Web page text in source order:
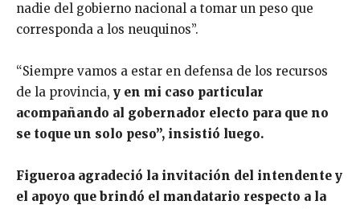
nadie del gobierno nacional a tomar un peso que
corresponda a los neuquinos”.
“Siempre vamos a estar en defensa de los recursos
de la provincia, y en mi caso particular
acompañando al gobernador electo para que no
se toque un solo peso”, insistió luego.
Figueroa agradeció la invitación del intendente y
el apoyo que brindó el mandatario respecto a la